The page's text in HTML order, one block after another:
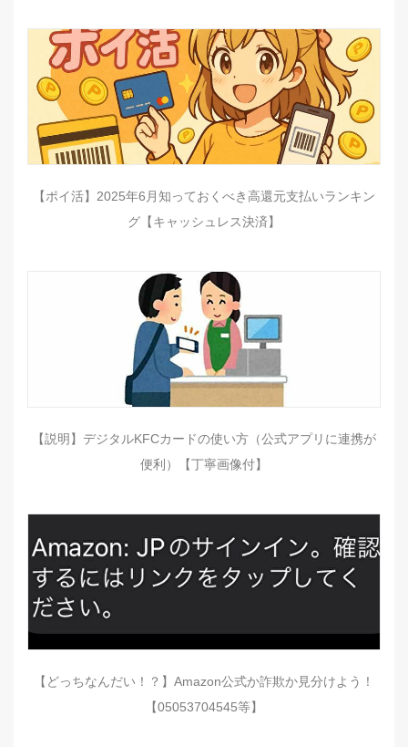
【ポイ活】2025年6月知っておくべき高還元支払いランキン
グ【キャッシュレス決済】
【説明】デジタルKFCカードの使い方（公式アプリに連携が
便利）【丁寧画像付】
【どっちなんだい！？】Amazon公式か詐欺か見分けよう！
【05053704545等】